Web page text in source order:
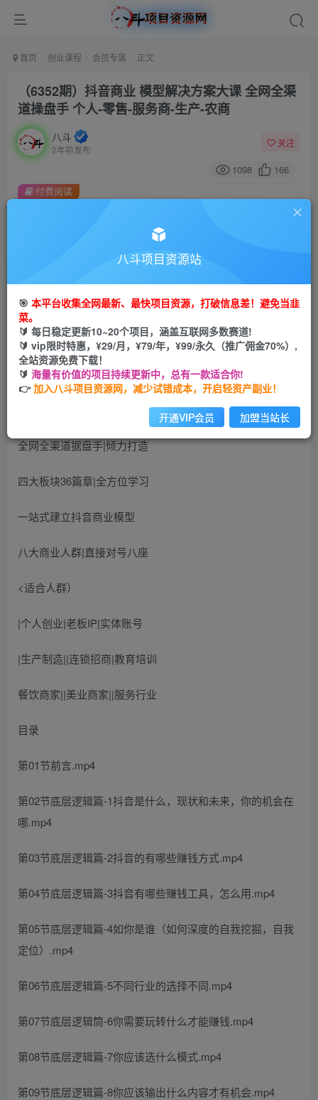
首页 创业课程 会员专属 正文
（6352期）抖音商业 模型解决方案大课 全网全渠
道操盘手 个人-零售-服务商-生产-农商
八斗
2年前发布
关注
1098 166
此内容为付费阅读，请付费后查看
会员专属资源
您暂无购买权限，请先开通会员
开通会员
付费阅读
全网全渠道据盘手|倾力打造
四大板块36篇章|全方位学习
一站式建立抖音商业模型
八大商业人群|直接对号八座
<适合人群）
|个人创业|老板IP|实体账号
|生产制造||连锁招商|教育培训
餐饮商家||美业商家||服务行业
目录
第01节前言.mp4
第02节底层逻辑篇-1抖音是什么，现状和未来，你的机会在
哪.mp4
第03节底层逻辑篇-2抖音的有哪些赚钱方式.mp4
第04节底层逻辑篇-3抖音有哪些赚钱工具，怎么用.mp4
第05节底层逻辑篇-4如你是谁（如何深度的自我挖掘，自我
定位）.mp4
第06节底层逻辑篇-5不同行业的选择不同.mp4
第07节底层逻辑筒-6你需要玩转什么才能赚钱.mp4
第08节底层逻辑篇-7你应该选什么模式.mp4
第09节底层逻辑篇-8你应该输出什么内容才有机会.mp4
八斗项目资源站
🎯 本平台收集全网最新、最快项目资源，打破信息差！避免当韭
菜。
🔰 每日稳定更新10~20个项目，涵盖互联网多数赛道!
🔰 vip限时特惠，¥29/月，¥79/年，¥99/永久（推广佣金70%）,
全站资源免费下载！
🔰 海量有价值的项目持续更新中，总有一款适合你!
👉加入八斗项目资源网，减少试错成本，开启轻资产副业！
开通VIP会员 加盟当站长